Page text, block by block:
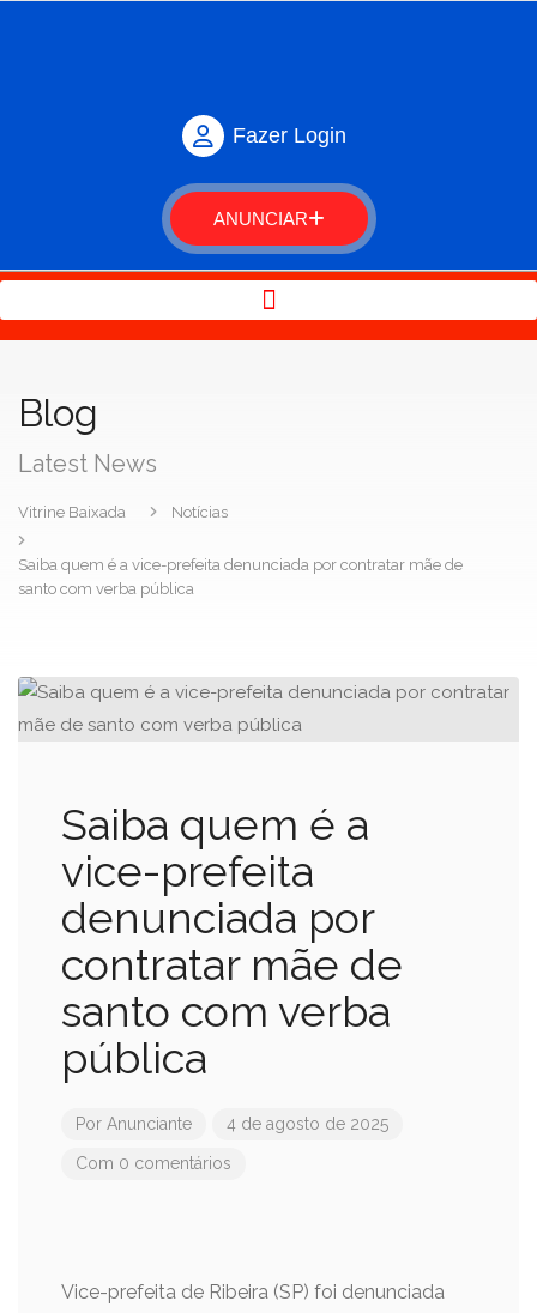
Fazer Login
ANUNCIAR
Blog
Latest News
Vitrine Baixada Notícias
Saiba quem é a vice-prefeita denunciada por contratar mãe de
santo com verba pública
Saiba quem é a
vice-prefeita
denunciada por
contratar mãe de
santo com verba
pública
Por Anunciante 4 de agosto de 2025
Com 0 comentários
Vice-prefeita de Ribeira (SP) foi denunciada